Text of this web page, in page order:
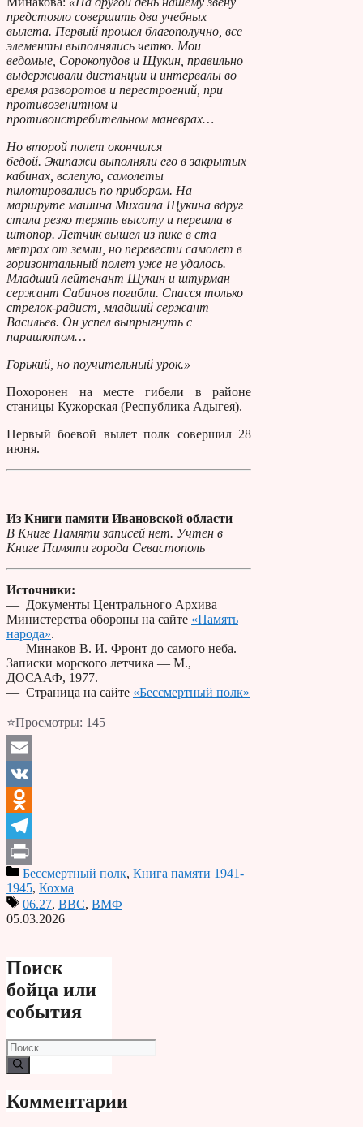
предстояло совершить два учебных
вылета. Первый прошел благополучно, все
элементы выполнялись четко. Мои
ведомые, Сорокопудов и Щукин, правильно
выдерживали дистанции и интервалы во
время разворотов и перестроений, при
противозенитном и
противоистребительном маневрах…
Но второй полет окончился
бедой. Экипажи выполняли его в закрытых
кабинах, вслепую, самолеты
пилотировались по приборам. На
маршруте машина Михаила Щукина вдруг
стала резко терять высоту и перешла в
штопор. Летчик вышел из пике в ста
метрах от земли, но перевести самолет в
горизонтальный полет уже не удалось.
Младший лейтенант Щукин и штурман
сержант Сабинов погибли. Спасся только
стрелок-радист, младший сержант
Васильев. Он успел выпрыгнуть с
парашютом…
Горький, но поучительный урок.»
Похоронен на месте гибели в районе
станицы Кужорская (Республика Адыгея).
Первый боевой вылет полк совершил 28
июня.
Из Книги памяти Ивановской области
В Книге Памяти записей нет. Учтен в
Книге Памяти города Севастополь
Источники:
— Документы Центрального Архива
Министерства обороны на сайте «Память
народа».
— Минаков В. И. Фронт до самого неба.
Записки морского летчика — М.,
ДОСААФ, 1977.
— Страница на сайте «Бессмертный полк»
⭐Просмотры: 145
Email
VK
Odnoklassniki
Telegram
PrintБессмертный полк, Книга памяти 1941-
1945, Кохма
06.27, ВВС, ВМФ
05.03.2026
Поиск
бойца или
события
Поиск:
Комментарии